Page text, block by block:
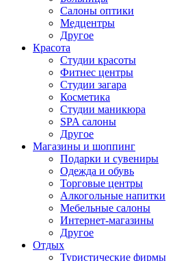
Салоны оптики
Медцентры
Другое
Красота
Студии красоты
Фитнес центры
Студии загара
Косметика
Студии маникюра
SPA салоны
Другое
Магазины и шоппинг
Подарки и сувениры
Одежда и обувь
Торговые центры
Алкогольные напитки
Мебельные салоны
Интернет-магазины
Другое
Отдых
Туристические фирмы